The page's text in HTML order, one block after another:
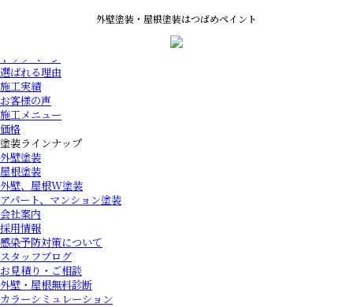
外壁塗装・屋根塗装はつばめペイント
トップページ
選ばれる理由
施工実績
お客様の声
施工メニュー
価格
塗装ラインナップ
外壁塗装
屋根塗装
外壁、屋根W塗装
アパート、マンション塗装
会社案内
採用情報
感染予防対策について
スタッフブログ
お見積り・ご相談
外壁・屋根無料診断
カラーシミュレーション